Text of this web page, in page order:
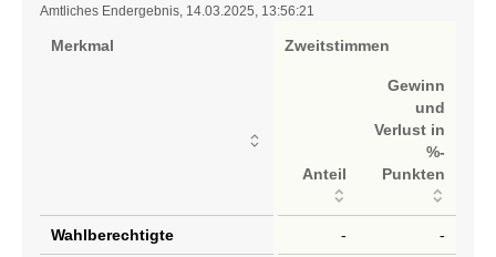
Amtliches Endergebnis, 14.03.2025, 13:56:21
Merkmal Zweitstimmen
Anteil
Gewinn
und
Verlust in
%-
Punkten
Wahlberechtigte - -